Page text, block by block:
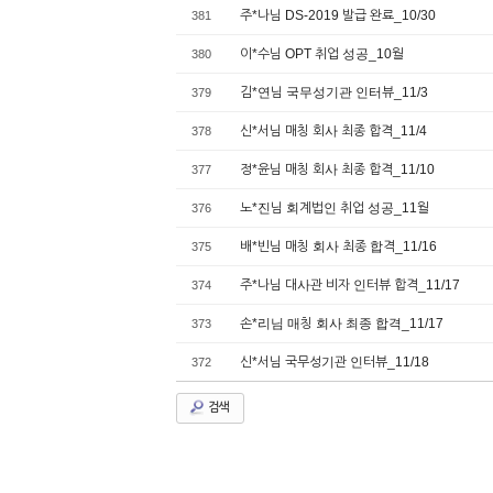
381 주*나님 DS-2019 발급 완료_10/30
380 이*수님 OPT 취업 성공_10월
379 김*연님 국무성기관 인터뷰_11/3
378 신*서님 매칭 회사 최종 합격_11/4
377 정*윤님 매칭 회사 최종 합격_11/10
376 노*진님 회계법인 취업 성공_11월
375 배*빈님 매칭 회사 최종 합격_11/16
374 주*나님 대사관 비자 인터뷰 합격_11/17
373 손*리님 매칭 회사 최종 합격_11/17
372 신*서님 국무성기관 인터뷰_11/18
검색